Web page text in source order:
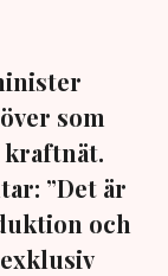
som
”Det är
och